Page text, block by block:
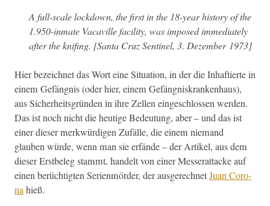
A full-scale lock­down, the first in the 18-year his­to­ry of the
1.950-inmate Vacav­ille facil­i­ty, was imposed imme­di­ate­ly
after the knif­ing. [San­ta Cruz Sen­tinel, 3. Dezem­ber 1973]
Hier beze­ich­net das Wort eine Sit­u­a­tion, in der die Inhaftierte in
einem Gefäng­nis (oder hier, einem Gefäng­niskranken­haus),
aus Sicher­heits­grün­den in ihre Zellen eingeschlossen wer­den.
Das ist noch nicht die heutige Bedeu­tung, aber – und das ist
ein­er dieser merk­würdi­gen Zufälle, die einem nie­mand
glauben würde, wenn man sie erfände – der Artikel, aus dem
dieser Erst­be­leg stammt, han­delt von ein­er Messer­at­tacke auf
einen berüchtigten Serien­mörder, der aus­gerech­netJuan Coro­
nahieß.